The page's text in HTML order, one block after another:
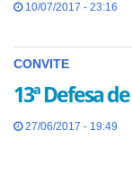
10/07/2017 - 23:16
CONVITE
13ª Defesa
27/06/2017 - 19:49